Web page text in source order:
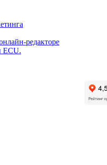
редакторе
ECU.